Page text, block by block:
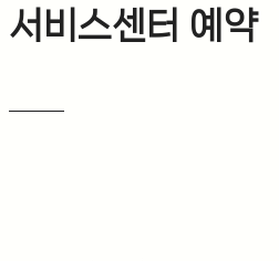
서비스센터 예약